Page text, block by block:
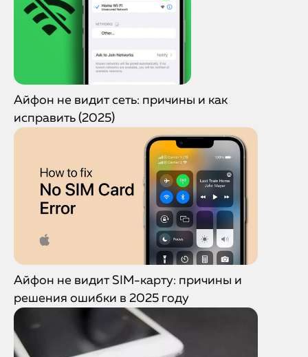
Айфон не видит сеть: причины и как
исправить (2025)
Айфон не видит SIM-карту: причины и
решения ошибки в 2025 году